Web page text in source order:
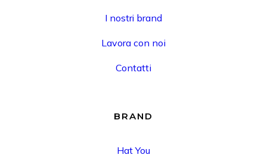
I nostri brand
Lavora con noi
Contatti
BRAND
Hat You